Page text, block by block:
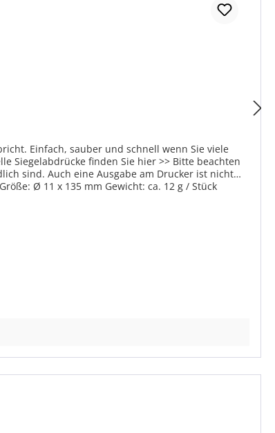
Einfach, sauber und schnell wenn Sie viele
Siegelabdrücke finden Sie hier >> Bitte beachten
sind. Auch eine Ausgabe am Drucker ist nicht
Ø 11 x 135 mm Gewicht: ca. 12 g / Stück